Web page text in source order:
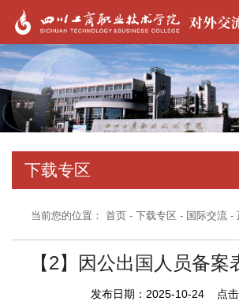
下载专区
当前您的位置： 首页 - 下载专区 - 国际交流 -
【2】因公出国人员备案
发布日期：2025-10-24 点击